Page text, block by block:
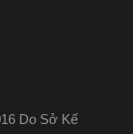
Do Sở Kế